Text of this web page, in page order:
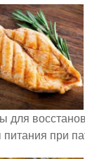
для
при